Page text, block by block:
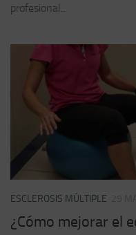
profesional...
ESCLEROSIS MÚLTIPLE
¿Cómo mejorar el